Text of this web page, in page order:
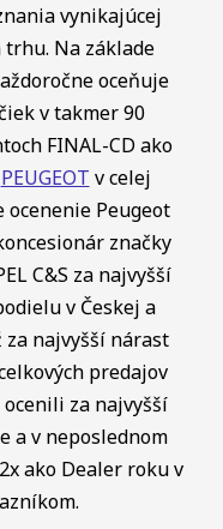
vynikajúcej
Na základe
oceňuje
v takmer 90
FINAL-CD ako
PEUGEOT v celej
Peugeot
značky
C&S za najvyšší
v Českej a
najvyšší nárast
predajov
za najvyšší
a v neposlednom
ako Dealer roku v